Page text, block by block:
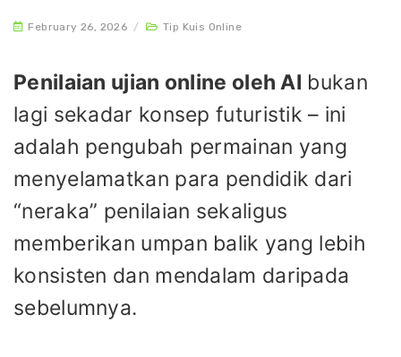
February 26, 2026 / Tip Kuis Online
Penilaian ujian online oleh AI bukan
lagi sekadar konsep futuristik – ini
adalah pengubah permainan yang
menyelamatkan para pendidik dari
“neraka” penilaian sekaligus
memberikan umpan balik yang lebih
konsisten dan mendalam daripada
sebelumnya.